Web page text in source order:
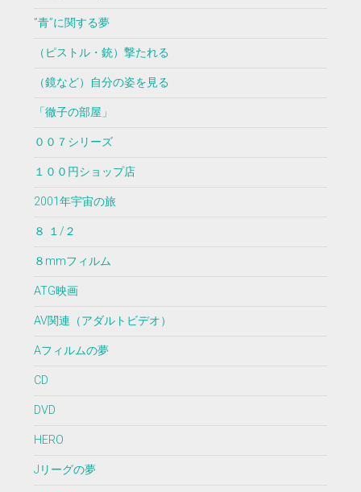
”青”に関する夢
（ピストル・銃）撃たれる
（鏡など）自分の姿を見る
「徹子の部屋」
００７シリーズ
１００円ショップ店
2001年宇宙の旅
８ １/２
８mmフィルム
ATG映画
AV関連（アダルトビデオ）
Aフィルムの夢
CD
DVD
HERO
Jリーグの夢